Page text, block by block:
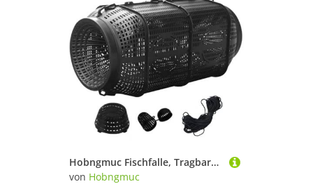
Hobngmuc Fischfalle, Tragbare Köderfischfalle, Krebsreuse Ausrüstung Für Fang Von Krabben Aal Süßwasser Salzwasser
von Hobngmuc